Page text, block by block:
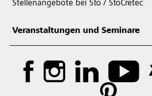
Stellenangebote bei Sto / StoCretec
Veranstaltungen und Seminare